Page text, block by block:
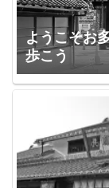
ようこそお
歩こう